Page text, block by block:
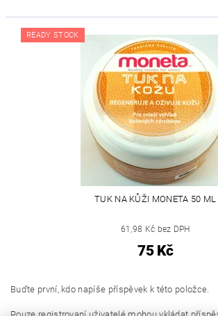
READY STOCK
TUK NA KŮŽI MONETA 50 ML
61,98 Kč bez DPH
75 Kč
Buďte první, kdo napíše příspěvek k této položce.